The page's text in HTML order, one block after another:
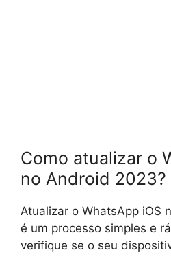
Como atualizar o
no Android 2023?
Atualizar o WhatsApp iOS
é um processo simples e
verifique se o seu